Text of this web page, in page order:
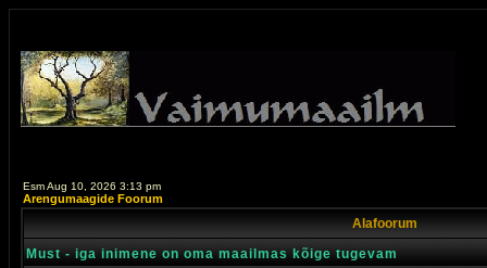
Esm Aug 10, 2026 3:13 pm
Arengumaagide Foorum
Alafoorum
Must - iga inimene on oma maailmas kõige tugevam